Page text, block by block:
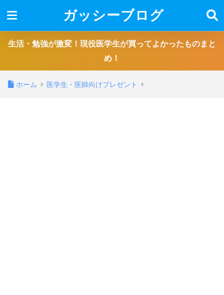
ガッシーブログ
生活・勉強が激変！現役医学生が買ってよかったものまと
め！
ホーム 医学生・医師向けプレゼント